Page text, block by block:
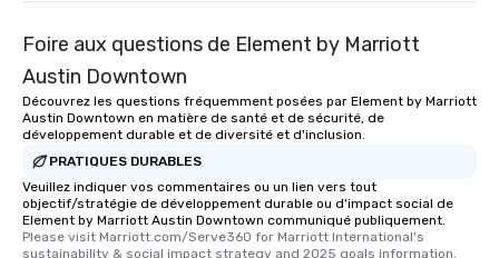
Foire aux questions de Element by Marriott
Austin Downtown
Découvrez les questions fréquemment posées par Element by Marriott
Austin Downtown en matière de santé et de sécurité, de
développement durable et de diversité et d'inclusion.
PRATIQUES DURABLES
Veuillez indiquer vos commentaires ou un lien vers tout
objectif/stratégie de développement durable ou d'impact social de
Element by Marriott Austin Downtown communiqué publiquement.
Please visit Marriott.com/Serve360 for Marriott International's
sustainability & social impact strategy and 2025 goals information.